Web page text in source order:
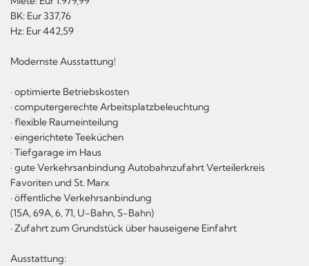
BK: Eur 337,76
Hz: Eur 442,59
Modernste Ausstattung!
· optimierte Betriebskosten
· computergerechte Arbeitsplatzbeleuchtung
· flexible Raumeinteilung
· eingerichtete Teeküchen
· Tiefgarage im Haus
· gute Verkehrsanbindung Autobahnzufahrt Verteilerkreis
Favoriten und St. Marx
· öffentliche Verkehrsanbindung
(15A, 69A, 6, 71, U-Bahn, S-Bahn)
· Zufahrt zum Grundstück über hauseigene Einfahrt
Ausstattung: